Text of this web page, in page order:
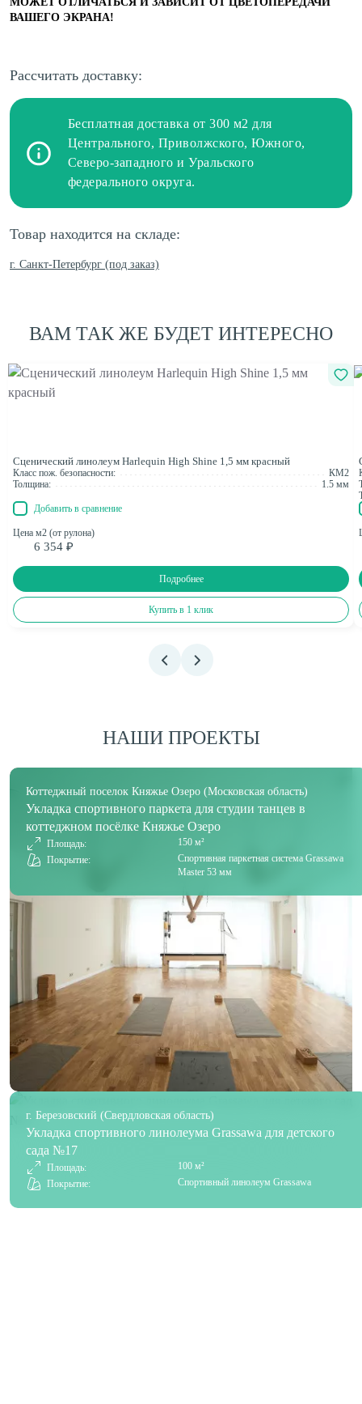
ВАШЕГО ЭКРАНА!
Рассчитать доставку:
Бесплатная доставка от 300 м2 для
Центрального, Приволжского, Южного,
Северо-западного и Уральского
федерального округа.
Товар находится на складе:
г. Санкт-Петербург (под заказ)
ВАМ ТАК ЖЕ БУДЕТ ИНТЕРЕСНО
Сценический линолеум Harlequin High Shine 1,5 мм красный
Класс пож. безопасности:
КМ2
Толщина:
1.5 мм
Добавить в сравнение
Цена м2 (от рулона)
6 354 ₽
Подробнее
Купить в 1 клик
НАШИ ПРОЕКТЫ
Коттеджный поселок Княжье Озеро (Московская область)
Укладка спортивного паркета для студии танцев в
коттеджном посёлке Княжье Озеро
Площадь:
150 м²
Покрытие:
Спортивная паркетная система Grassawa
Master 53 мм
г. Березовский (Свердловская область)
Укладка спортивного линолеума Grassawa для детского
сада №17
Площадь:
100 м²
Покрытие:
Спортивный линолеум Grassawa